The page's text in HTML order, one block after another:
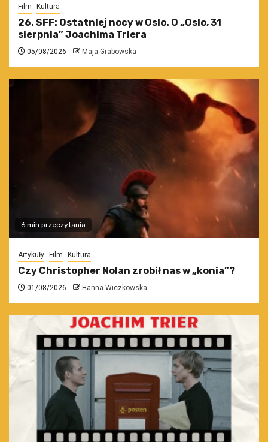
Film Kultura
26. SFF: Ostatniej nocy w Oslo. O „Oslo, 31
sierpnia” Joachima Triera
05/08/2026 Maja Grabowska
6 min przeczytania
Artykuły Film Kultura
Czy Christopher Nolan zrobił nas w „konia”?
01/08/2026 Hanna Wiczkowska